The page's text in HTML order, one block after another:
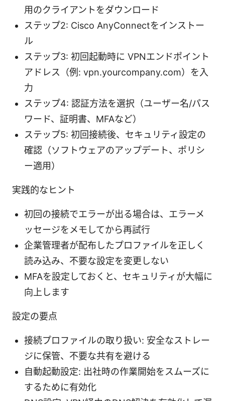
用のクライアントをダウンロード
ステップ2: Cisco AnyConnectをインストー
ル
ステップ3: 初回起動時に VPNエンドポイント
アドレス（例: vpn.yourcompany.com）を入
力
ステップ4: 認証方法を選択（ユーザー名/パス
ワード、証明書、MFAなど）
ステップ5: 初回接続後、セキュリティ設定の
確認（ソフトウェアのアップデート、ポリシ
ー適用）
実践的なヒント
初回の接続でエラーが出る場合は、エラーメ
ッセージをメモしてから再試行
企業管理者が配布したプロファイルを正しく
読み込み、不要な設定を変更しない
MFAを設定しておくと、セキュリティが大幅に
向上します
設定の要点
接続プロファイルの取り扱い: 安全なストレー
ジに保管、不要な共有を避ける
自動起動設定: 出社時の作業開始をスムーズに
するために有効化